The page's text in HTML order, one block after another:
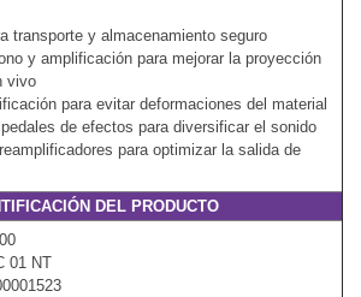
transporte y almacenamiento seguro
y amplificación para mejorar la proyección
vivo
para evitar deformaciones del material
de efectos para diversificar el sonido
para optimizar la salida de
DEL PRODUCTO
01 NT